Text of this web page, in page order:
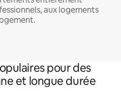
aux logements
pour des
et longue durée